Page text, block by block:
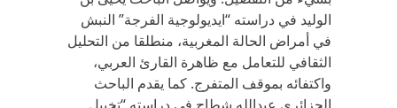
الوليد في دراسته “ايديولوجية الفرجة” النبش
في أمراض الحالة المغربية، منطلقا من التحليل
الثقافي للتعامل مع ظاهرة القارئ العربي،
واكتفائه بموقف المتفرج. كما يقدم الباحث